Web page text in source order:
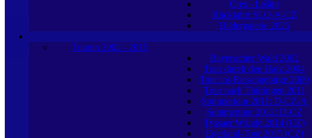
Cres - Lošinj
Rückfahrt SLO-A-CZ
Bildergalerie 2025
Touren 2002 - 2015
Bayerischer Wald 2002
Tour durch den Harz 2004
Tour ins Riesengebirge 2009
Tour nach Thüringen 2011
Sommertour 2011: D-CZ-A
Sommertour 2012: D-CZ
Tyssaer Wände 2014 (CZ)
Egerland-Tour 2015 (CZ)